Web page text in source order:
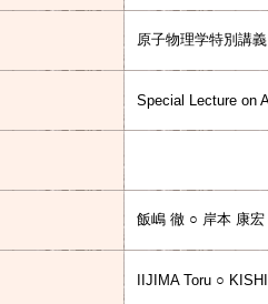
原子物理学特別講
Special Lecture on
飯嶋 徹 ○ 岸本 康宏
IIJIMA Toru ○